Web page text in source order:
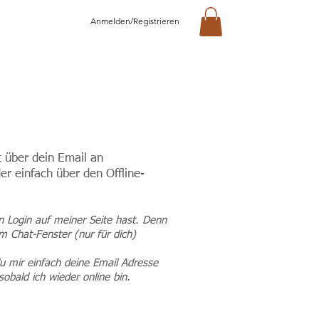
Anmelden/Registrieren
über dein Email an
einfach über den Offline-
Login auf meiner Seite hast. Denn
Chat-Fenster (nur für dich)
mir einfach deine Email Adresse
ich wieder online bin.